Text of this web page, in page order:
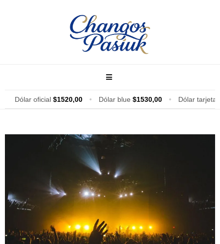
Dólar oficial $1520,00 • Dólar blue $1530,00 • Dólar tarjeta